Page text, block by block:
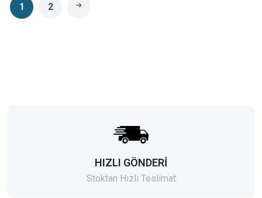
1 2
HIZLI GÖNDERİ
Stoktan Hızlı Teslimat